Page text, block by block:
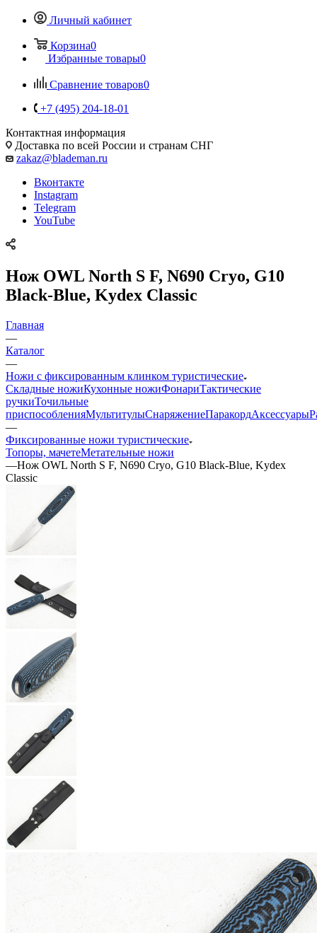
Личный кабинет
Корзина0
Избранные товары0
Сравнение товаров0
+7 (495) 204-18-01
Контактная информация
Доставка по всей России и странам СНГ
zakaz@blademan.ru
Вконтакте
Instagram
Telegram
YouTube
Нож OWL North S F, N690 Cryo, G10
Black-Blue, Kydex Classic
Главная
—
Каталог
—
Ножи с фиксированным клинком туристические
Складные ножиКухонные ножиФонариТактические
ручкиТочильные
приспособленияМультитулыСнаряжениеПаракордАксессуары
—
Фиксированные ножи туристические
Топоры, мачетеМетательные ножи
—Нож OWL North S F, N690 Cryo, G10 Black-Blue, Kydex
Classic